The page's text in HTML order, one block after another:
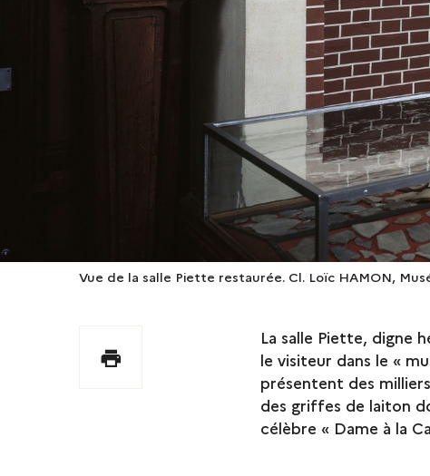
Vue de la salle Piette restaurée. Cl. Loïc HAMON,
La salle Piette, digne
le visiteur dans le «
présentent des
des griffes de laiton
célèbre « Dame à la